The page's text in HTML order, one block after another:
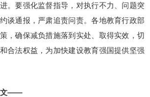
。要强化监督指导，对执行不力、问题突
谈通报，严肃追责问责。各地教育行政部
，确保减负措施落到实处、取得实效，切
合法权益，为加快建设教育强国提供坚强
文——